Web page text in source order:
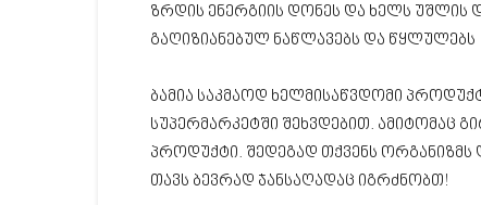
ზრდის ენერგიის დონეს და ხელს უშლის
გაღიზიანებულ ნაწლავებს და წყლულებს
ბამია საკმაოდ ხელმისაწვდომი
სუპერმარკეტში შეხვდებით. ამიტომაც
პროდუქტი. შედეგად თქვენს ორგანიზმს
თავს ბევრად ჯანსაღადაც იგრძნობთ!